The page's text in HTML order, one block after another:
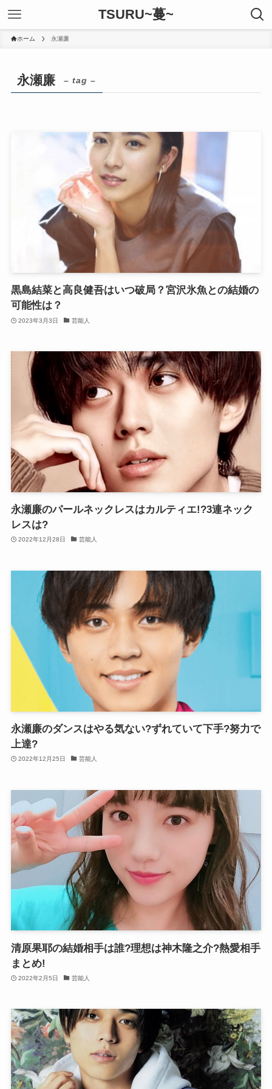
TSURU~蔓~
ホーム 永瀬廉
永瀬廉 – tag –
黒島結菜と高良健吾はいつ破局？宮沢氷魚との結婚の
可能性は？
2023年3月3日 芸能人
永瀬廉のパールネックレスはカルティエ!?3連ネック
レスは?
2022年12月28日 芸能人
永瀬廉のダンスはやる気ない?ずれていて下手?努力で
上達?
2022年12月25日 芸能人
清原果耶の結婚相手は誰?理想は神木隆之介?熱愛相手
まとめ!
2022年2月5日 芸能人